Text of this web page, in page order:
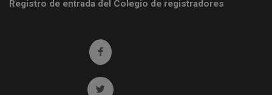
Registro de entrada del Colegio de registradores
Ir a facebook (abre en ventana nueva)
Ir a twitter (abre en ventana nueva)